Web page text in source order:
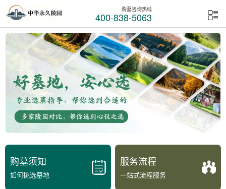
购墓咨询热线
400-838-5063
购墓须知
如何挑选墓地
服务流程
一站式流程服务